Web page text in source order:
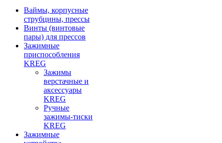
Ваймы, корпусные
струбцины, прессы
Винты (винтовые
пары) для прессов
Зажимные
приспособления
KREG
Зажимы
верстачные и
аксессуары
KREG
Ручные
зажимы-тиски
KREG
Зажимные